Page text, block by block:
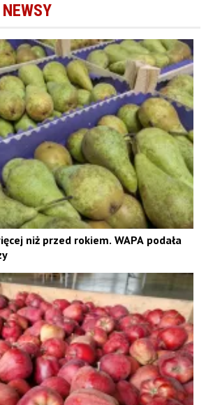
niż przed rokiem. WAPA podała